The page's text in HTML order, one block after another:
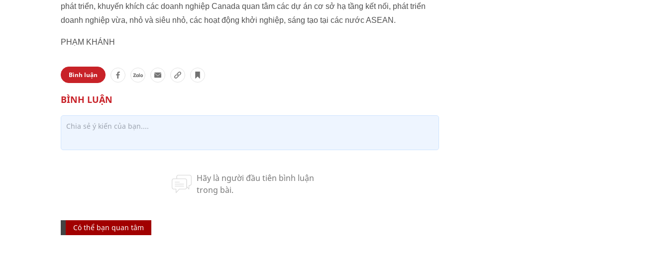
phát triển, khuyến khích các doanh nghiệp Canada quan tâm các dự án cơ sở hạ tầng kết nối, phát triển
doanh nghiệp vừa, nhỏ và siêu nhỏ, các hoạt động khởi nghiệp, sáng tạo tại các nước ASEAN.
PHẠM KHÁNH
Bình luận
Có thể bạn quan tâm